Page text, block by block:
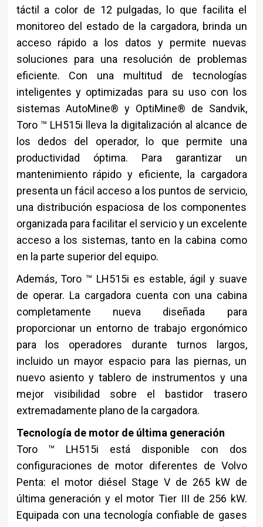
táctil a color de 12 pulgadas, lo que facilita el
monitoreo del estado de la cargadora, brinda un
acceso rápido a los datos y permite nuevas
soluciones para una resolución de problemas
eficiente. Con una multitud de tecnologías
inteligentes y optimizadas para su uso con los
sistemas AutoMine® y OptiMine® de Sandvik,
Toro ™ LH515i lleva la digitalización al alcance de
los dedos del operador, lo que permite una
productividad óptima. Para garantizar un
mantenimiento rápido y eficiente, la cargadora
presenta un fácil acceso a los puntos de servicio,
una distribución espaciosa de los componentes
organizada para facilitar el servicio y un excelente
acceso a los sistemas, tanto en la cabina como
en la parte superior del equipo.
Además, Toro ™ LH515i es estable, ágil y suave
de operar. La cargadora cuenta con una cabina
completamente nueva diseñada para
proporcionar un entorno de trabajo ergonómico
para los operadores durante turnos largos,
incluido un mayor espacio para las piernas, un
nuevo asiento y tablero de instrumentos y una
mejor visibilidad sobre el bastidor trasero
extremadamente plano de la cargadora.
Tecnología de motor de última generación
Toro ™ LH515i está disponible con dos
configuraciones de motor diferentes de Volvo
Penta: el motor diésel Stage V de 265 kW de
última generación y el motor Tier III de 256 kW.
Equipada con una tecnología confiable de gases